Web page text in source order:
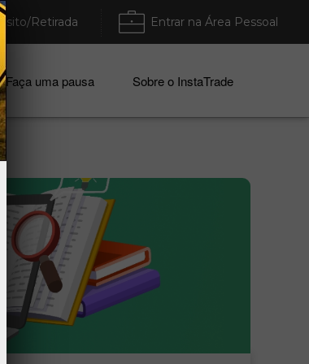
Retirada Entrar na Área Pessoal
Faça uma pausa Sobre o InstaTrade